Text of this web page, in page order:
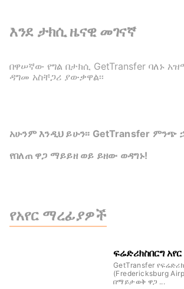
እንደ ታክሲ ዜናዊ መገናኛ
በዋሠኛው የግል በታክሲ GetTransfer ባለኑ
ዳግመ አስቸጋሪ ያውቃዋል፡፡
አሁንም እንዲህ ይሁን፡፡ GetTransfer
የበለጠ ዋጋ ማይይዘ ወይ ይዘው ወዳግኑ!
የአየር ማረፊያዎች
ፍሬድሪክስበርግ
GetTransfer
(Fredericksburg
በማይታወቅ ዋጋ ...